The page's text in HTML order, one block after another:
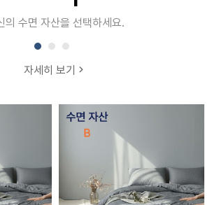
의 수면 자산을 선택하세요.
자세히 보기